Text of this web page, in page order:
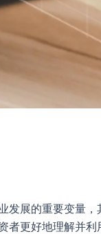
展的重要变量
更好地理解并利